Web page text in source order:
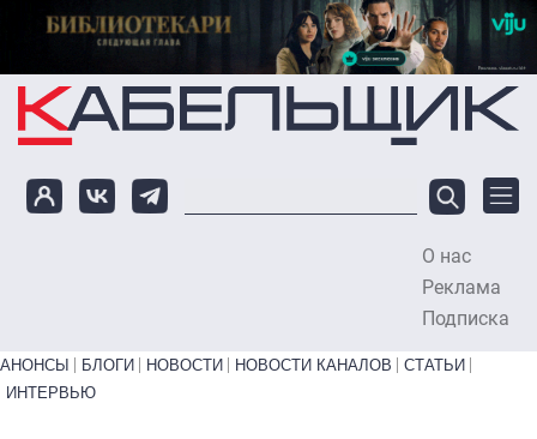
Перейти к основному содержанию
О нас
Реклама
Подписка
Primary links bottom
АНОНСЫ БЛОГИ НОВОСТИ НОВОСТИ КАНАЛОВ
СТАТЬИ
ИНТЕРВЬЮ